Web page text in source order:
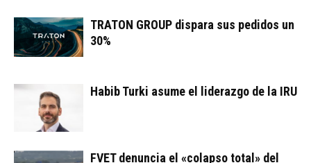
TRATON GROUP dispara sus pedidos un
30%
Habib Turki asume el liderazgo de la IRU
FVET denuncia el «colapso total» del